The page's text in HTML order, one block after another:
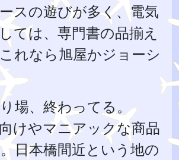
スの遊びが多く、電気
ては、専門書の品揃え
れなら旭屋かジョーシ
場、終わってる。
けやマニアックな商品
日本橋間近という地の